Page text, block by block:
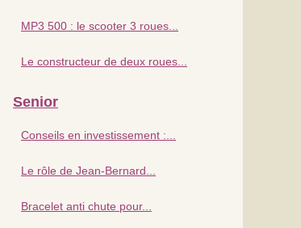
MP3 500 : le scooter 3 roues...
Le constructeur de deux roues...
Senior
Conseils en investissement :...
Le rôle de Jean-Bernard...
Bracelet anti chute pour...